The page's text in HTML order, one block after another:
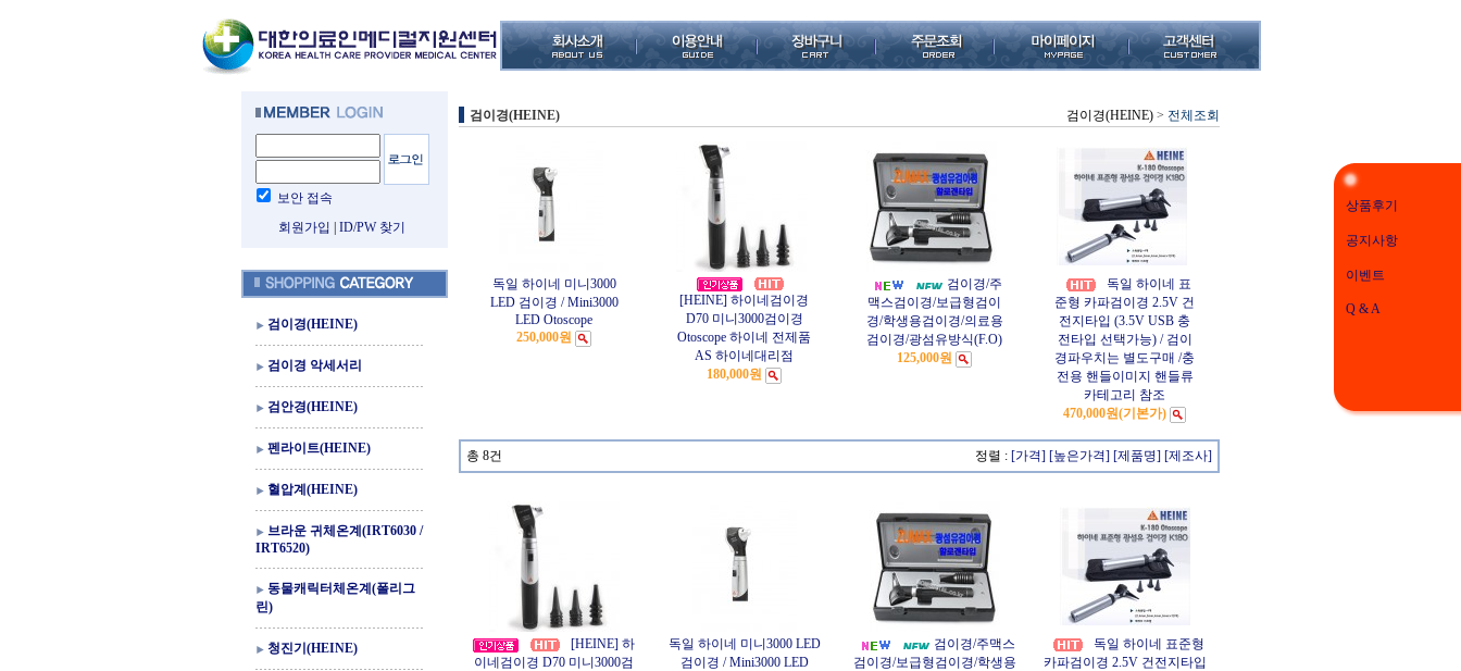
보안 접속
회원가입
ID/PW 찾기
검이경(HEINE)
검이경 악세서리
검안경(HEINE)
펜라이트(HEINE)
혈압계(HEINE)
브라운 귀체온계(IRT6030 /
IRT6520)
동물캐릭터체온계(폴리그
린)
청진기(HEINE)
검이경(HEINE) 검이경(HEINE) > 전체조회
독일 하이네 미니3000
LED 검이경 / Mini3000
LED Otoscope
250,000원
[HEINE] 하이네검이경
D70 미니3000검이경
Otoscope 하이네 전제품
AS 하이네대리점
180,000원
검이경/주
맥스검이경/보급형검이
경/학생용검이경/의료용
검이경/광섬유방식(F.O)
125,000원
독일 하이네 표
준형 카파검이경 2.5V 건
전지타입 (3.5V USB 충
전타입 선택가능) / 검이
경파우치는 별도구매 /충
전용 핸들이미지 핸들류
카테고리 참조
470,000원(기본가)
총 8건 정렬 : [가격] [높은가격] [제품명] [제조사]
[HEINE] 하
이네검이경 D70 미니3000검
독일 하이네 미니3000 LED
검이경 / Mini3000 LED
검이경/주맥스
검이경/보급형검이경/학생용
독일 하이네 표준형
카파검이경 2.5V 건전지타입
상품후기
공지사항
이벤트
Q & A